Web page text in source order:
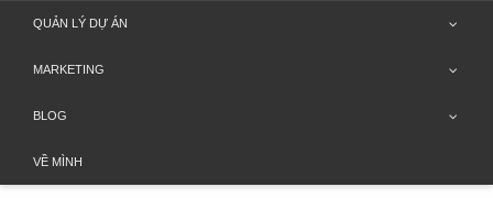
Chuyển
phần
QUẢN LÝ DỰ ÁN
MARKETING
BLOG
VỀ MÌNH